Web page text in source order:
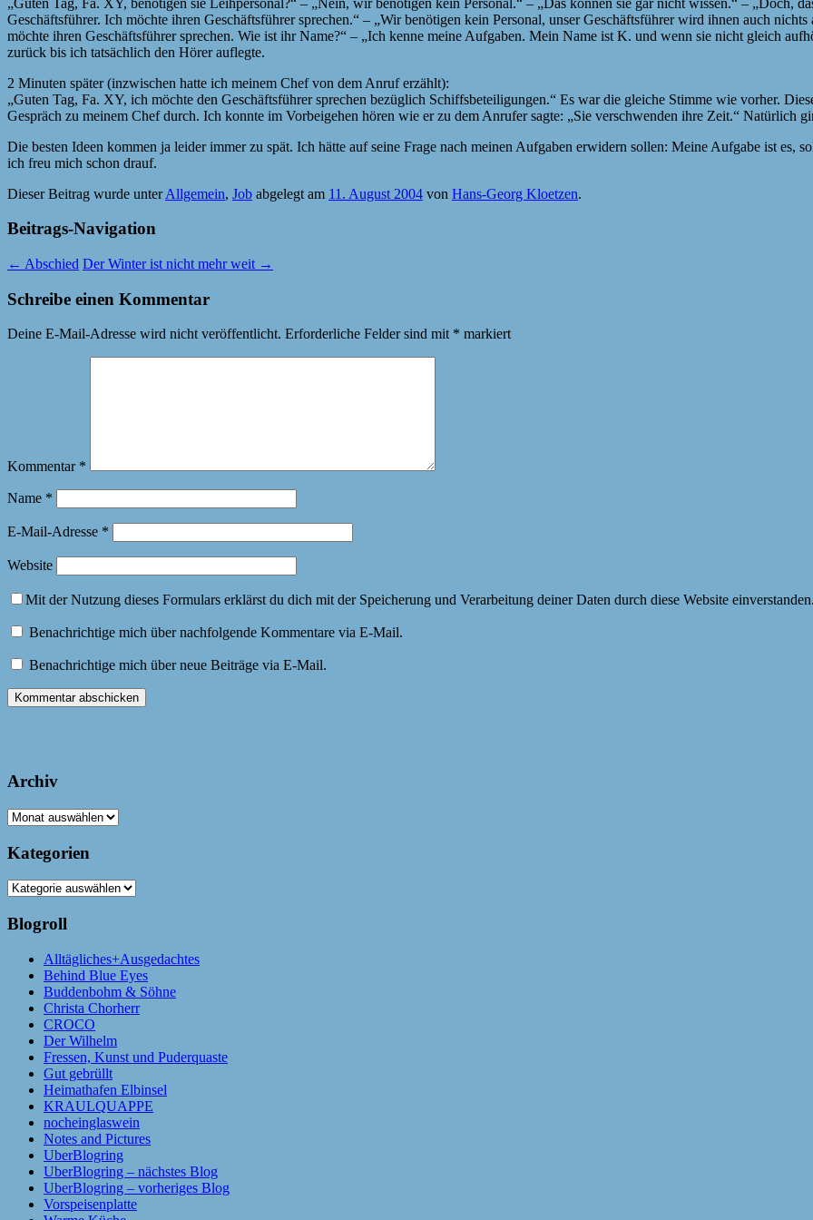
Geschäftsführer. Ich möchte ihren Geschäftsführer sprechen.“ – „Wir benötigen kein Personal, unser Geschäftsführer wird ihnen auch
möchte ihren Geschäftsführer sprechen. Wie ist ihr Name?“ – „Ich kenne meine Aufgaben. Mein Name ist K. und wenn sie nicht gleich
zurück bis ich tatsächlich den Hörer auflegte.
2 Minuten später (inzwischen hatte ich meinem Chef von dem Anruf erzählt):
„Guten Tag, Fa. XY, ich möchte den Geschäftsführer sprechen bezüglich Schiffsbeteiligungen.“ Es war die gleiche Stimme wie vorher.
Gespräch zu meinem Chef durch. Ich konnte im Vorbeigehen hören wie er zu dem Anrufer sagte: „Sie verschwenden ihre Zeit.“ Natürlich
Die besten Ideen kommen ja leider immer zu spät. Ich hätte auf seine Frage nach meinen Aufgaben erwidern sollen: Meine Aufgabe ist es,
ich freu mich schon drauf.
Dieser Beitrag wurde unterAllgemein, Job abgelegt am 11. August 2004 von Hans-Georg Kloetzen.
Beitrags-Navigation
← Abschied Der Winter ist nicht mehr weit →
Schreibe einen Kommentar
Deine E-Mail-Adresse wird nicht veröffentlicht. Erforderliche Felder sind mit * markiert
Kommentar *
Name *
E-Mail-Adresse *
Website
Mit der Nutzung dieses Formulars erklärst du dich mit der Speicherung und Verarbeitung deiner Daten durch diese Website
Benachrichtige mich über nachfolgende Kommentare via E-Mail.
Benachrichtige mich über neue Beiträge via E-Mail.
Archiv
Archiv
Kategorien
Kategorien
Blogroll
Alltägliches+Ausgedachtes
Behind Blue Eyes
Buddenbohm & Söhne
Christa Chorherr
CROCO
Der Wilhelm
Fressen, Kunst und Puderquaste
Gut gebrüllt
Heimathafen Elbinsel
KRAULQUAPPE
nocheinglaswein
Notes and Pictures
UberBlogring
UberBlogring – nächstes Blog
UberBlogring – vorheriges Blog
Vorspeisenplatte